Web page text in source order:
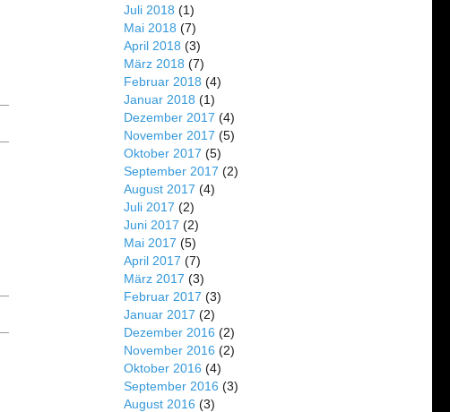
Juli 2018 (1)
Mai 2018 (7)
April 2018 (3)
März 2018 (7)
Februar 2018 (4)
Januar 2018 (1)
Dezember 2017 (4)
November 2017 (5)
Oktober 2017 (5)
September 2017 (2)
August 2017 (4)
Juli 2017 (2)
Juni 2017 (2)
Mai 2017 (5)
April 2017 (7)
März 2017 (3)
Februar 2017 (3)
Januar 2017 (2)
Dezember 2016 (2)
November 2016 (2)
Oktober 2016 (4)
September 2016 (3)
August 2016 (3)